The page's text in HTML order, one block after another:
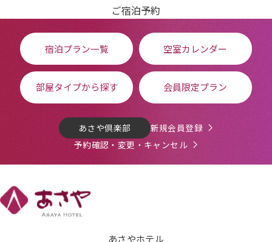
ご宿泊予約
宿泊プラン一覧 空室カレンダー
部屋タイプから探す 会員限定プラン
あさや倶楽部
新規会員登録
予約確認・変更・キャンセル
あさやホテル